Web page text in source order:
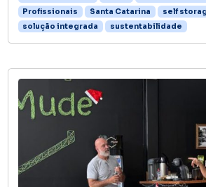
Profissionais
Santa Catarina
self
solução integrada
sustentabilidade